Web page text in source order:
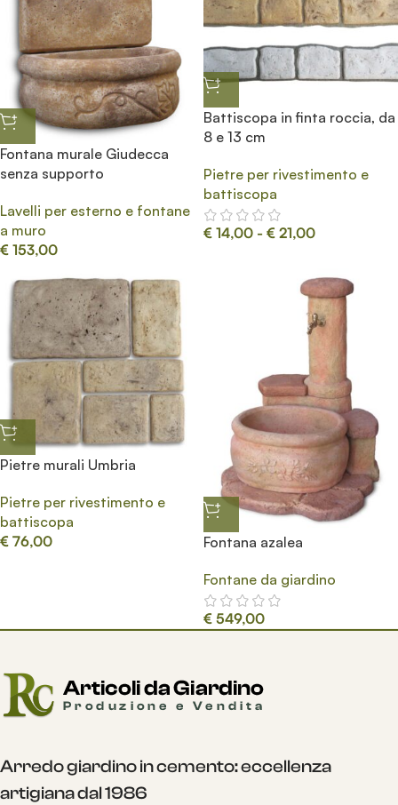
Fontana murale Giudecca
senza supporto
Lavelli per esterno e fontane
a muro
€ 153,00
Battiscopa in finta roccia, da
8 e 13 cm
Pietre per rivestimento e
battiscopa
€ 14,00 - € 21,00
Pietre murali Umbria
Pietre per rivestimento e
battiscopa
€ 76,00 Fontana azalea
Fontane da giardino
€ 549,00
Arredo giardino in cemento: eccellenza
artigiana dal 1986